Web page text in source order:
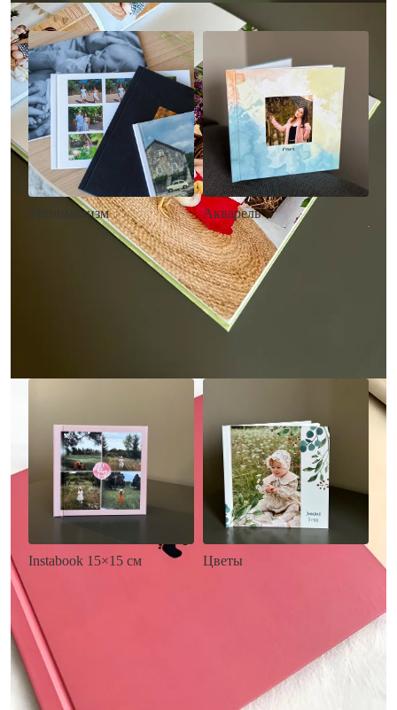
Минимализм
• Загрузка фото и текста
Акварель
• Декор в стиле
акварельных красок
• Выбор цвета фона
• Загрузка фото и текста
Заказать
Instabook 15×15 см
• Выбор цвета фона
• Загрузка фото и текста
Заказать
Цветы